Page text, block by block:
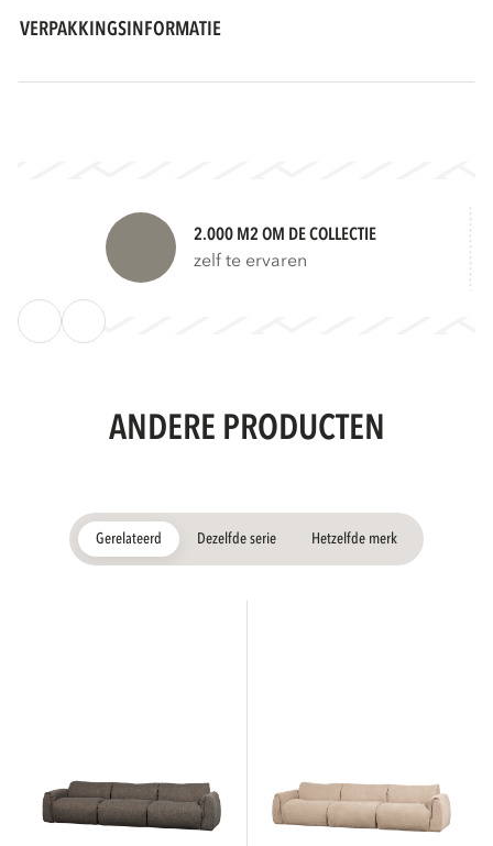
VERPAKKINGSINFORMATIE
2.000 M2 OM DE COLLECTIE
zelf te ervaren
ANDERE PRODUCTEN
Gerelateerd Dezelfde serie Hetzelfde merk